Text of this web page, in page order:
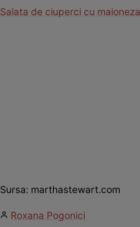
Salata de ciuperci cu maioneza
Sursa: marthastewart.com
Roxana Pogonici